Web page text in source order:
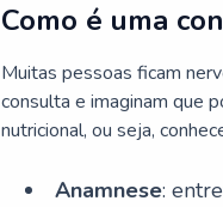
Como é uma
Muitas pessoas ficam
consulta e imaginam que
nutricional, ou seja,
Anamnese: